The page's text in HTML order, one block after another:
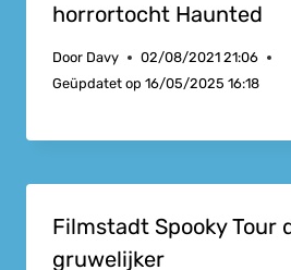
horrortocht Haunted
Door Davy
02/08/2021 21:06
Geüpdatet op 16/05/2025 16:18
Filmstadt Spooky Tour
gruwelijker